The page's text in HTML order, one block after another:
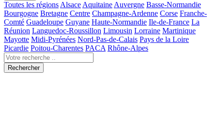
Toutes les régions Alsace Aquitaine Auvergne Basse-Normandie
Bourgogne Bretagne Centre Champagne-Ardenne Corse Franche-
Comté Guadeloupe Guyane Haute-Normandie Ile-de-France La
Réunion Languedoc-Roussillon Limousin Lorraine Martinique
Mayotte Midi-Pyrénées Nord-Pas-de-Calais Pays de la Loire
Picardie Poitou-Charentes PACA Rhône-Alpes
Rechercher